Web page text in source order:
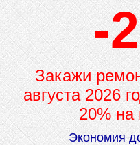
-
Закажи
августа 2026
20% на
Экономия